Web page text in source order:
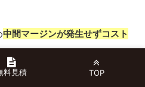
中間マージンが発生せずコスト
ムなので
責任をもって対応し
料見積 TOP